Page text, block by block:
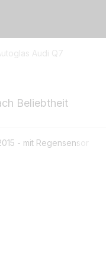
Audi Q7
Beliebtheit